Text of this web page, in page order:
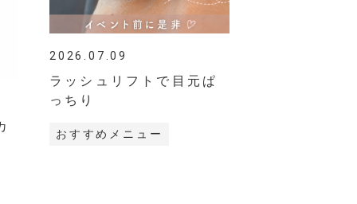
2026.07.09
ラッシュリフトで目元ぱ
っちり
おすすめメニュー